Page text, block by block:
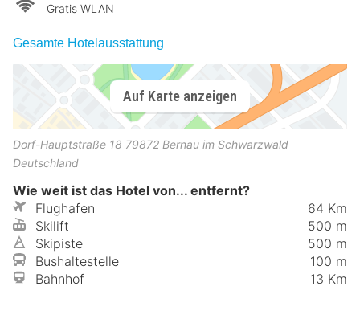
Gratis WLAN
Gesamte Hotelausstattung
Auf Karte anzeigen
Dorf-Hauptstraße 18 79872 Bernau im Schwarzwald
Deutschland
Wie weit ist das Hotel von... entfernt?
Flughafen
64 Km
Skilift
500 m
Skipiste
500 m
Bushaltestelle
100 m
Bahnhof
13 Km